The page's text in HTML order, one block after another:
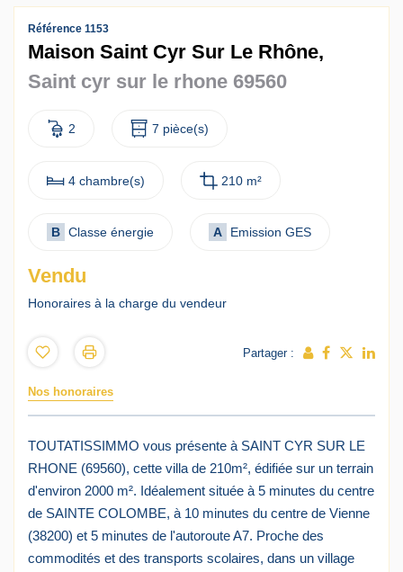
Référence 1153
Maison Saint Cyr Sur Le Rhône,
Saint cyr sur le rhone 69560
2 7 pièce(s)
4 chambre(s) 210 m²
B Classe énergie A Emission GES
Vendu
Honoraires à la charge du vendeur
Partager :
Nos honoraires
TOUTATISSIMMO vous présente à SAINT CYR SUR LE
RHONE (69560), cette villa de 210m², édifiée sur un terrain
d'environ 2000 m². Idéalement située à 5 minutes du centre
de SAINTE COLOMBE, à 10 minutes du centre de Vienne
(38200) et 5 minutes de l'autoroute A7. Proche des
commodités et des transports scolaires, dans un village